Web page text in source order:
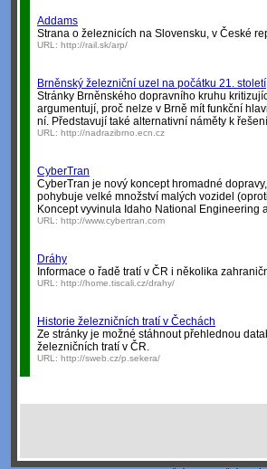
Addams
Strana o železnicích na Slovensku, v České
URL: http://rail.sk/arp/
Brněnský železniční uzel na počátku 21. století
Stránky Brněnského dopravního kruhu
argumentují, proč nelze v Brně mít funkční
ní. Představují také alternativní náměty k
URL: http://nadrazibrno.ecn.cz
CyberTran
CyberTran je nový koncept hromadné
pohybuje velké množství malých vozidel
Koncept vyvinula Idaho National Engineering
URL: http://www.cybertran.com
Dráhy
Informace o řadě tratí v ČR i několika
URL: http://home.tiscali.cz/drahy/
Historie železničních tratí v Čechách
Ze stránky je možné stáhnout přehlednou
železničních tratí v ČR.
URL: http://sweb.cz/p.sekera/